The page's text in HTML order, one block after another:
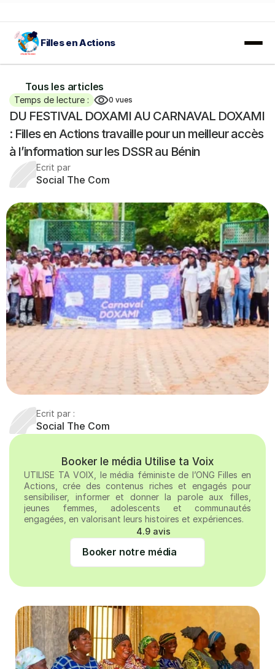
Filles en Actions
Tous les articles
Temps de lecture : 0 vues
DU FESTIVAL DOXAMI AU CARNAVAL DOXAMI
: Filles en Actions travaille pour un meilleur accès
à l’information sur les DSSR au Bénin
Ecrit par
Social The Com
Ecrit par :
Social The Com
Booker le média Utilise ta Voix
UTILISE TA VOIX, le média féministe de l’ONG Filles en
Actions, crée des contenus riches et engagés pour
sensibiliser, informer et donner la parole aux filles,
jeunes femmes, adolescents et communautés
engagées, en valorisant leurs histoires et expériences.
4.9 avis
Booker notre média